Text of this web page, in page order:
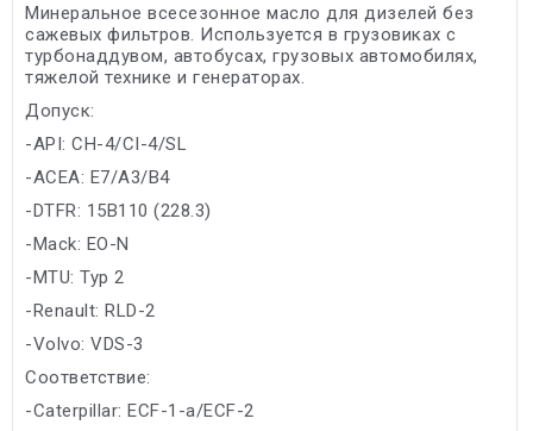
Минеральное всесезонное масло для дизелей без
сажевых фильтров. Используется в грузовиках с
турбонаддувом, автобусах, грузовых автомобилях,
тяжелой технике и генераторах.
Допуск:
-API: CH-4/CI-4/SL
-ACEA: E7/A3/B4
-DTFR: 15B110 (228.3)
-Mack: EO-N
-MTU: Typ 2
-Renault: RLD-2
-Volvo: VDS-3
Соответствие:
-Caterpillar: ECF-1-a/ECF-2